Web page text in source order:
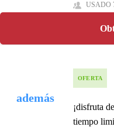
USADO
además
OFERTA
¡disfruta
tiempo